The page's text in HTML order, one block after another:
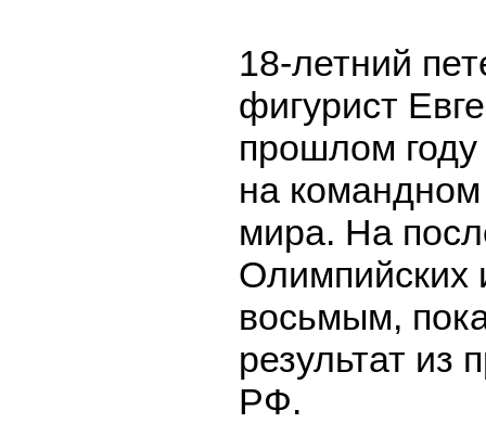
18-летний
фигурист
прошлом
на
мира. На
Олимпийских
восьмым,
результат из
РФ.